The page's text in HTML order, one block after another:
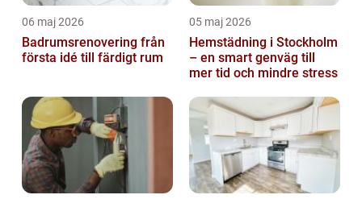
06 maj 2026
Badrumsrenovering från
första idé till färdigt rum
05 maj 2026
Hemstädning i Stockholm
– en smart genväg till
mer tid och mindre stress